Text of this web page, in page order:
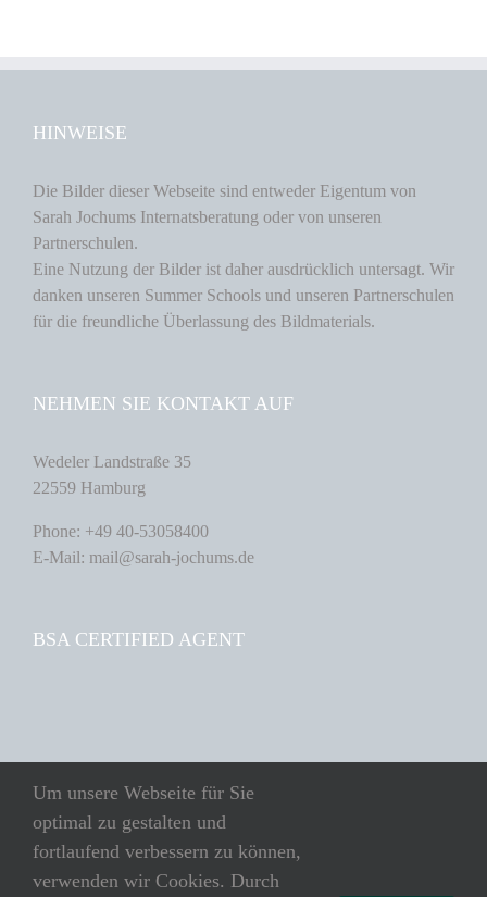
HINWEISE
Die Bilder dieser Webseite sind entweder Eigentum von
Sarah Jochums Internatsberatung oder von unseren
Partnerschulen.
Eine Nutzung der Bilder ist daher ausdrücklich untersagt. Wir
danken unseren Summer Schools und unseren Partnerschulen
für die freundliche Überlassung des Bildmaterials.
NEHMEN SIE KONTAKT AUF
Wedeler Landstraße 35
22559 Hamburg
Phone: +49 40-53058400
E-Mail: mail@sarah-jochums.de
BSA CERTIFIED AGENT
Suche
nach:
Um unsere Webseite für Sie
optimal zu gestalten und
fortlaufend verbessern zu können,
verwenden wir Cookies. Durch